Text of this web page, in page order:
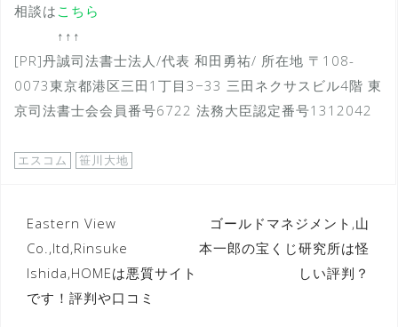
相談は こちら
↑↑↑
[PR]丹誠司法書士法人/代表 和田勇祐/ 所在地 〒108-
0073東京都港区三田1丁目3−33 三田ネクサスビル4階 東
京司法書士会会員番号6722 法務大臣認定番号1312042
エスコム 笹川大地
投
稿
ナ
ビ
Eastern View
Co.,ltd,Rinsuke
Ishida,HOMEは悪質サイト
です！評判や口コミ
ゴールドマネジメント,山
本一郎の宝くじ研究所は怪
しい評判？